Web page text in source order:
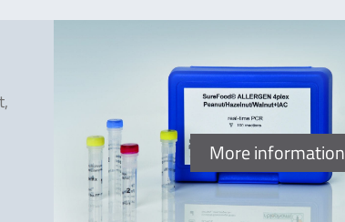
More information